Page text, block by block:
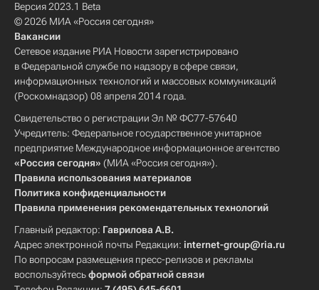
Версия 2023.1 Beta
© 2026 МИА «Россия сегодня»
Вакансии
Сетевое издание РИА Новости зарегистрировано
в Федеральной службе по надзору в сфере связи,
информационных технологий и массовых коммуникаций
(Роскомнадзор) 08 апреля 2014 года.
Свидетельство о регистрации Эл № ФС77-57640
Учредитель: Федеральное государственное унитарное
предприятие Международное информационное агентство
«Россия сегодня» (МИА «Россия сегодня»).
Правила использования материалов
Политика конфиденциальности
Правила применения рекомендательных технологий
Главный редактор: Гаврилова А.В.
Адрес электронной почты Редакции: internet-group@ria.ru
По вопросам размещения пресс-релизов и рекламы
воспользуйтесьформой обратной связи